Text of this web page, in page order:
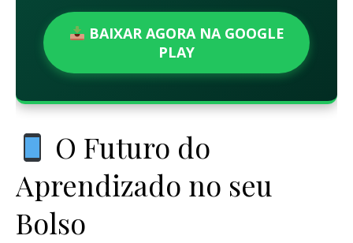
BAIXAR AGORA NA GOOGLE
PLAY
O Futuro do
Aprendizado no seu
Bolso